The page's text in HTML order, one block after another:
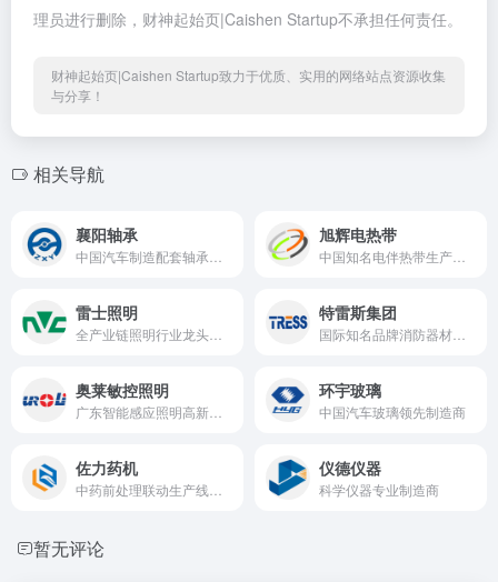
理员进行删除，财神起始页|Caishen Startup不承担任何责任。
财神起始页|Caishen Startup致力于优质、实用的网络站点资源收集
与分享！
相关导航
襄阳轴承 旭辉电热带
雷士照明 特雷斯集团
奥莱敏控照明 环宇玻璃
中国汽车玻璃领先制造商
佐力药机 仪德仪器
科学仪器专业制造商
暂无评论